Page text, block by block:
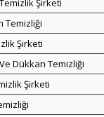
Şirketi
Temizliği
Şirketi
Dükkan Temizliği
Şirketi